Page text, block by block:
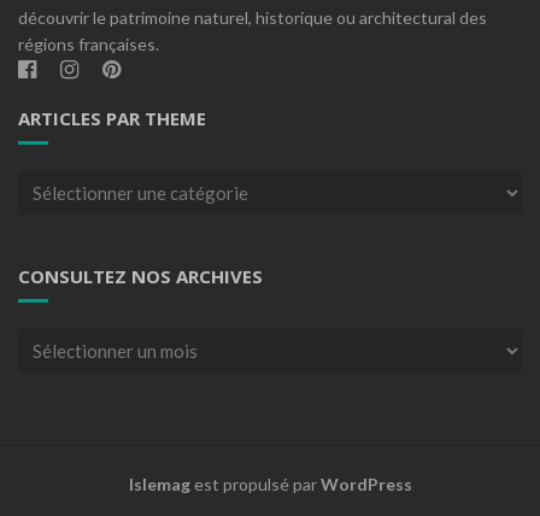
découvrir le patrimoine naturel, historique ou architectural des
régions françaises.
ARTICLES PAR THEME
Articles
CONSULTEZ NOS ARCHIVES
Consultez
Islemagest propulsé parWordPress